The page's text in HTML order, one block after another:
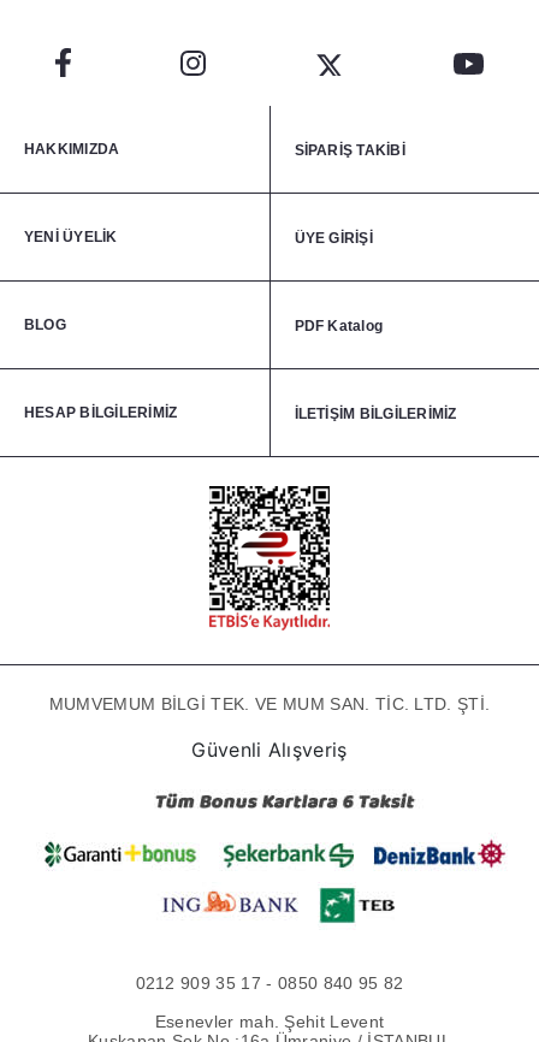
HAKKIMIZDA SİPARİŞ TAKİBİ
YENİ ÜYELİK ÜYE GİRİŞİ
BLOG PDF Katalog
HESAP BİLGİLERİMİZ İLETİŞİM BİLGİLERİMİZ
MUMVEMUM BİLGİ TEK. VE MUM SAN. TİC. LTD. ŞTİ.
Güvenli Alışveriş
0212 909 35 17 - 0850 840 95 82
Esenevler mah. Şehit Levent